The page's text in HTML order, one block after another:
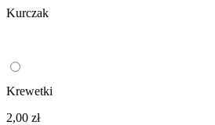
Kurczak
Krewetki
2,00 zł